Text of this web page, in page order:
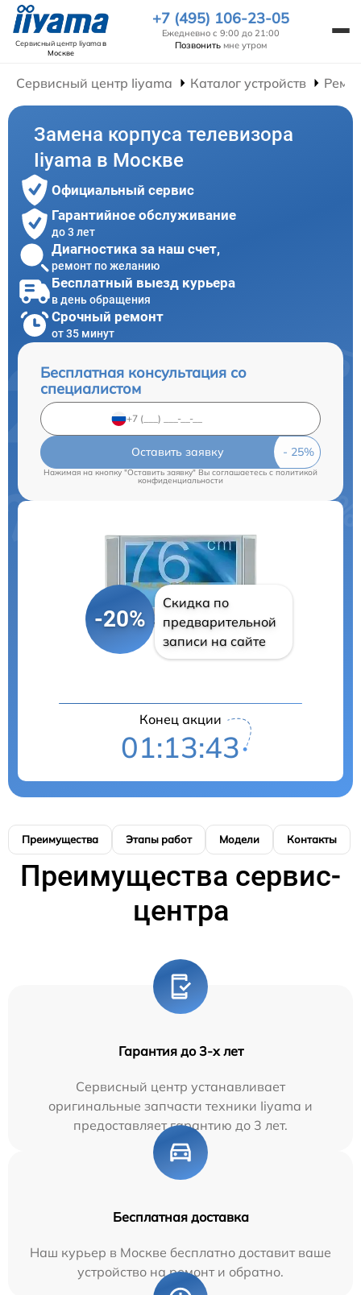
Сервисный центр Iiyamaв
Москве
+7 (495) 106-23-05
Ежедневно с 9:00 до 21:00
Позвонить мне утром
Сервисный центр Iiyama Каталог устройств
Замена корпуса телевизора
Iiyama в Москве
Официальный сервис
Гарантийное обслуживание
до 3 лет
Диагностика за наш счет,
ремонт по желанию
Бесплатный выезд курьера
в день обращения
Срочный ремонт
от 35 минут
Бесплатная консультация со
специалистом
Оставить заявку
Нажимая на кнопку "Оставить заявку" Вы соглашаетесь cполитикой
конфиденциальности
-20%
Скидка по
предварительной
записи на сайте
Конец акции
01:13:42
Преимущества Этапы работ Модели Контакты
Преимущества сервис-
центра
Гарантия до 3-х лет
Сервисный центр устанавливает
оригинальные запчасти техники Iiyama и
предоставляет гарантию до 3 лет.
Бесплатная доставка
Наш курьер в Москве бесплатно доставит ваше
устройство на ремонт и обратно.